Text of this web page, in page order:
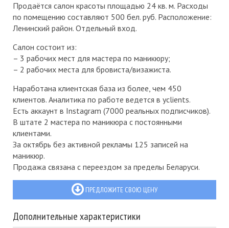
Продаётся салон красоты площадью 24 кв. м. Расходы
по помещению составляют 500 бел. руб. Расположение:
Ленинский район. Отдельный вход.
Салон состоит из:
– 3 рабочих мест для мастера по маникюру;
– 2 рабочих места для бровиста/визажиста.
Наработана клиентская база из более, чем 450
клиентов. Аналитика по работе ведется в yclients.
Есть аккаунт в Instagram (7000 реальных подписчиков).
В штате 2 мастера по маникюра с постоянными
клиентами.
За октябрь без активной рекламы 125 записей на
маникюр.
Продажа связана с переездом за пределы Беларуси.
ПРЕДЛОЖИТЕ СВОЮ ЦЕНУ
Дополнительные характеристики